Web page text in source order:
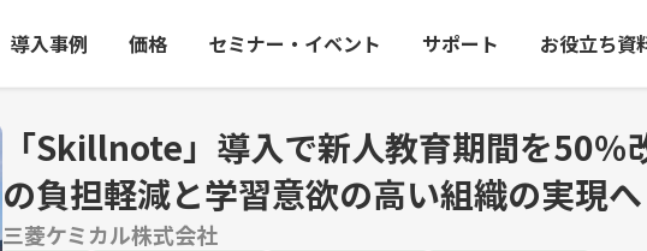
導入事例 価格 セミナー・イベント サポート お役立ち資
「Skillnote」導入で新人教育期間を50％
の負担軽減と学習意欲の高い組織の実現へ
三菱ケミカル株式会社